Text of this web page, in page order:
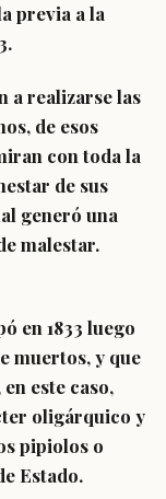
previa a la
a realizarse las
, de esos
con toda la
de sus
generó una
malestar.
en 1833 luego
muertos,y que
en este caso,
oligárquico y
pipiolos o
Estado.